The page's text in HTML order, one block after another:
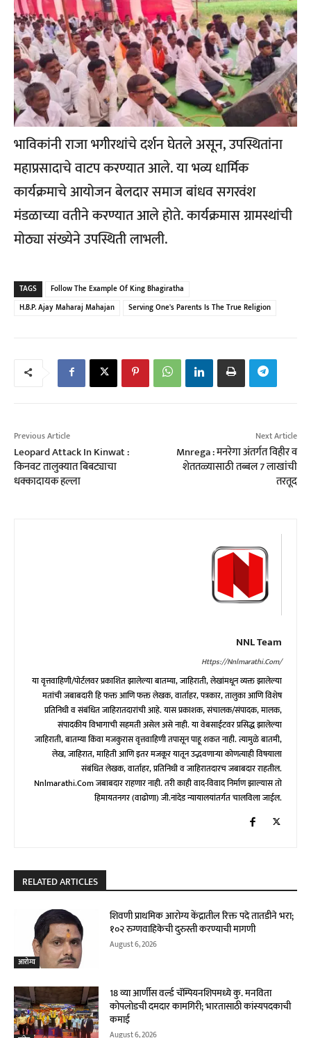
भाविकांनी राजा भगीरथांचे दर्शन घेतले असून, उपस्थितांना
महाप्रसादाचे वाटप करण्यात आले. या भव्य धार्मिक
कार्यक्रमाचे आयोजन बेलदार समाज बांधव सगरवंश
मंडळाच्या वतीने करण्यात आले होते. कार्यक्रमास ग्रामस्थांची
मोठ्या संख्येने उपस्थिती लाभली.
TAGS
Follow The Example Of King Bhagiratha
H.B.P. Ajay Maharaj Mahajan
Serving One's Parents Is The True Religion
Previous Article
Leopard Attack In Kinwat :
किनवट तालुक्यात बिबट्याचा
धक्कादायक हल्ला
Next Article
Mnrega : मनरेगा अंतर्गत विहीर व
शेततळ्यासाठी तब्बल 7 लाखांची
तरतूद
NNL Team
Https://nnlmarathi.com/
या वृत्तवाहिणी/पोर्टलवर प्रकाशित झालेल्या बातम्या, जाहिराती, लेखांमधून व्यक्त झालेल्या
मतांची जबाबदारी हि फक्त आणि फक्त लेखक, वार्ताहर, पत्रकार, तालुका आणि विशेष
प्रतिनिधी व संबंधित जाहिरातदारांची आहे. यास प्रकाशक, संचालक/संपादक, मालक,
संपादकीय विभागाची सहमती असेल असे नाही. या वेबसाईटवर प्रसिद्ध झालेल्या
जाहिराती, बातम्या किंवा मजकुरास वृत्तवाहिणी तपासून पाहू शकत नाही. त्यामुळे बातमी,
लेख, जाहिरात, माहिती आणि इतर मजकूर यातून उद्भवणाऱ्या कोणत्याही विषयाला
संबंधित लेखक, वार्ताहर, प्रतिनिधी व जाहिरातदारच जबाबदार राहतील.
Nnlmarathi.com जबाबदार राहणार नाही. तरी काही वाद-विवाद निर्माण झाल्यास तो
हिमायतनगर (वाढोणा) जी.नांदेड न्यायालयांतर्गत चालविला जाईल.
RELATED ARTICLES
आरोग्य
शिवणी प्राथमिक आरोग्य केंद्रातील रिक्त पदे तातडीने भरा;
१०२ रुग्णवाहिकेची दुरुस्ती करण्याची मागणी
August 6, 2026
18 व्या आर्णीस वर्ल्ड चॅम्पियनशिपमध्ये कु. मनविता
कोपलोडची दमदार कामगिरी; भारतासाठी कांस्यपदकाची
कमाई
August 6, 2026